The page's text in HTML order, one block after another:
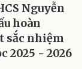
Nguyễn
hoàn
sắc nhiệm
2025 - 2026